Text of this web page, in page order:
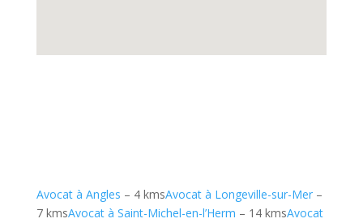
Avocat à Angles – 4 kmsAvocat à Longeville-sur-Mer–
7 kmsAvocat à Saint-Michel-en-l’Herm – 14 kmsAvocat